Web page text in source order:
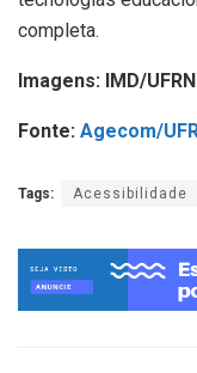
completa.
Imagens: IMD/UFRN
Fonte: Agecom/
Tags: Acessibilidade